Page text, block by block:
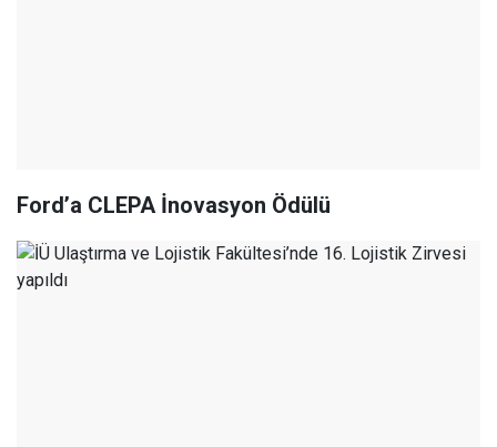
Ford’a CLEPA İnovasyon Ödülü